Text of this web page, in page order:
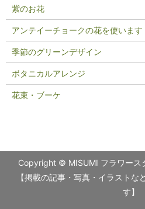
紫のお花
アンテイーチョークの花を使います
季節のグリーンデザイン
ボタニカルアレンジ
花束・ブーケ
Copyright © MISUMI フラワース
【掲載の記事・写真・イラストな
す】